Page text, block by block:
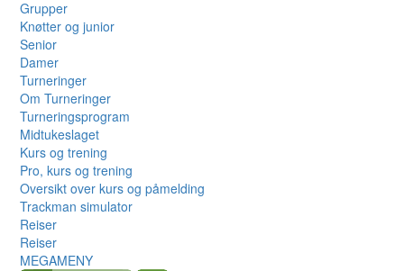
Grupper
Knøtter og junior
Senior
Damer
Turneringer
Om Turneringer
Turneringsprogram
Midtukeslaget
Kurs og trening
Pro, kurs og trening
Oversikt over kurs og påmelding
Trackman simulator
Reiser
Reiser
MEGAMENY